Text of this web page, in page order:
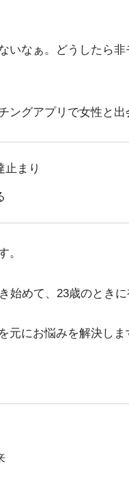
いなぁ。どうしたら
ングアプリで女性と出
止まり
。
始めて、23歳のときに
元にお悩みを解決しま